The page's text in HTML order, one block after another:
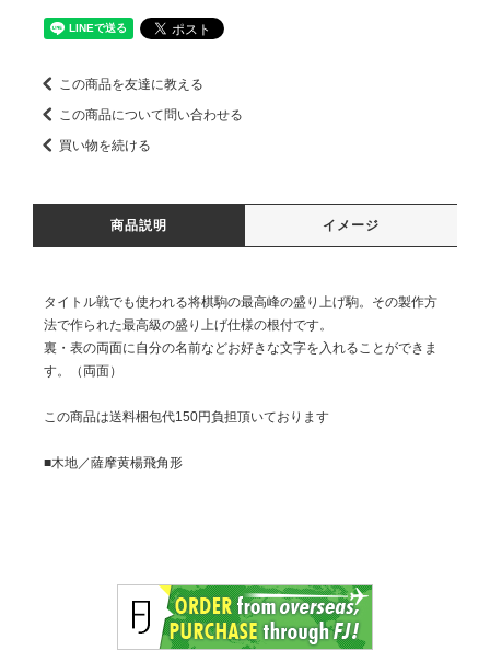
この商品を友達に教える
この商品について問い合わせる
買い物を続ける
商品説明 イメージ
タイトル戦でも使われる将棋駒の最高峰の盛り上げ駒。その製作方
法で作られた最高級の盛り上げ仕様の根付です。
裏・表の両面に自分の名前などお好きな文字を入れることができま
す。（両面）
この商品は送料梱包代150円負担頂いております
■木地／薩摩黄楊飛角形